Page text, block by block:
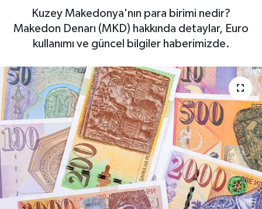
Kuzey Makedonya'nın para birimi nedir?
Makedon Denarı (MKD) hakkında detaylar, Euro
kullanımı ve güncel bilgiler haberimizde.
Haberde İnsan
Kültür Sanat
Magazin
Manşet Altı
Manşetler
Resmi İlan
Sağlık